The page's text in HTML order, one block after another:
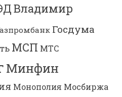
Владимир
Госдума
МСП МТС
Минфин
Монополия Мосбиржа